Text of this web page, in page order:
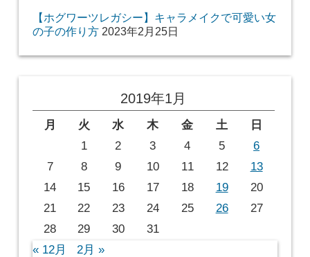
【ホグワーツレガシー】キャラメイクで可愛い女
の子の作り方 2023年2月25日
2019年1月
月 火 水 木 金 土
日
1
2 3 4 5
6
7
8 9 10 11 12
13
14
15 16 17 18 19
20
21
22 23 24 25 26
27
28
29 30
31
« 12月
2月 »